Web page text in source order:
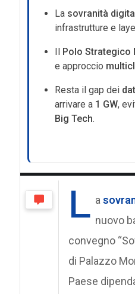
La sovranità
infrastrutture e
Il Polo Strategico
e approccio
Resta il gap dei
arrivare a 1 GW,
Big Tech.
L a
nuovo
convegno
di Palazzo
Paese